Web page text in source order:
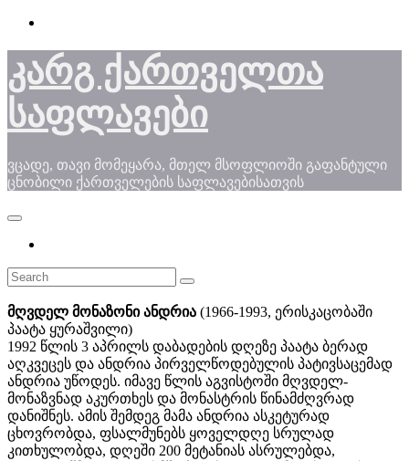
Skip
content
კარგ ქართველთა
საფლავები
ვცადე, თავი მომეყარა, მთელ მსოფლიოში გაფანტული
ცნობილი ქართველების საფლავებისათვის
მღვდელ მონაზონი ანდრია (1966-1993, ერისკაცობაში
პაატა ყურაშვილი)
1992 წლის 3 აპრილს დაბადების დღეზე პაატა ბერად
აღკვეცეს და ანდრია პირველწოდებულის პატივსაცემად
ანდრია უწოდეს. იმავე წლის აგვისტოში მღვდელ-
მონაზვნად აკურთხეს და მონასტრის წინამძღვრად
დანიშნეს. ამის შემდეგ მამა ანდრია ასკეტურად
ცხოვრობდა, ფსალმუნებს ყოველდღე სრულად
კითხულობდა, დღეში 200 მეტანიას ასრულებდა,